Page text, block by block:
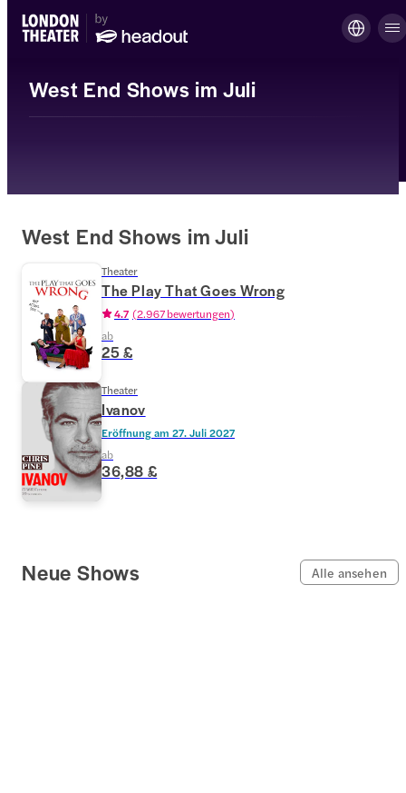
West End Shows im Juli
West End Shows im Juli
Theater
The Play That Goes Wrong
4.7 (2.967 bewertungen)
ab
25 £
Theater
Ivanov
Eröffnung am 27. Juli 2027
ab
36,88 £
Neue Shows Alle ansehen